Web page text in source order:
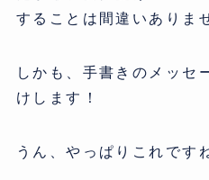
することは間違いありま
しかも、手書きのメッセ
けします！
うん、やっぱりこれです